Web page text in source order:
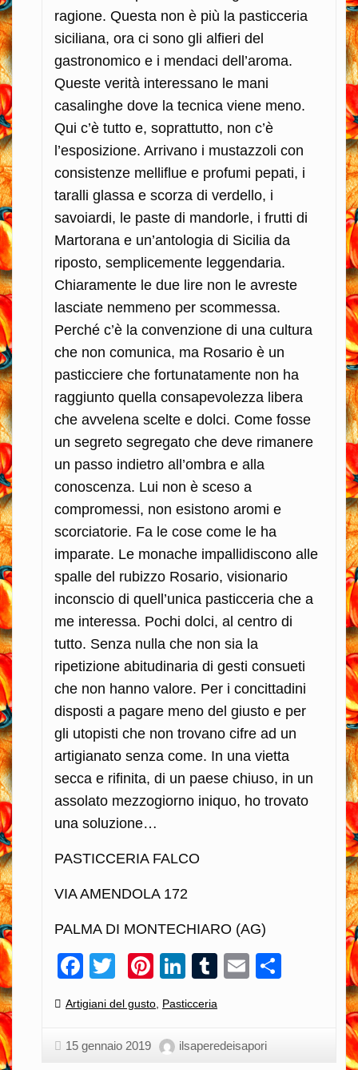
ragione. Questa non è più la pasticceria
siciliana, ora ci sono gli alfieri del
gastronomico e i mendaci dell’aroma.
Queste verità interessano le mani
casalinghe dove la tecnica viene meno.
Qui c’è tutto e, soprattutto, non c’è
l’esposizione. Arrivano i mustazzoli con
consistenze melliflue e profumi pepati, i
taralli glassa e scorza di verdello, i
savoiardi, le paste di mandorle, i frutti di
Martorana e un’antologia di Sicilia da
riposto, semplicemente leggendaria.
Chiaramente le due lire non le avreste
lasciate nemmeno per scommessa.
Perché c’è la convenzione di una cultura
che non comunica, ma Rosario è un
pasticciere che fortunatamente non ha
raggiunto quella consapevolezza libera
che avvelena scelte e dolci. Come fosse
un segreto segregato che deve rimanere
un passo indietro all’ombra e alla
conoscenza. Lui non è sceso a
compromessi, non esistono aromi e
scorciatorie. Fa le cose come le ha
imparate. Le monache impallidiscono alle
spalle del rubizzo Rosario, visionario
inconscio di quell’unica pasticceria che a
me interessa. Pochi dolci, al centro di
tutto. Senza nulla che non sia la
ripetizione abitudinaria di gesti consueti
che non hanno valore. Per i concittadini
disposti a pagare meno del giusto e per
gli utopisti che non trovano cifre ad un
artigianato senza come. In una vietta
secca e rifinita, di un paese chiuso, in un
assolato mezzogiorno iniquo, ho trovato
una soluzione…
PASTICCERIA FALCO
VIA AMENDOLA 172
PALMA DI MONTECHIARO (AG)
Facebook
TwitterPinterest
LinkedIn
Tumblr
Email
Categories:
Artigiani del gusto Pasticceria
15 gennaio 2019 ilsaperedeisapori